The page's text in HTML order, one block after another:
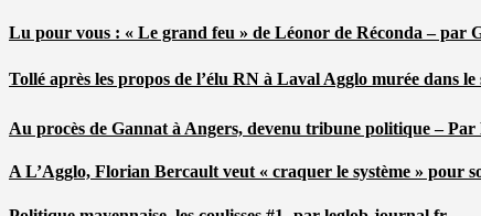
Lu pour vous : « Le grand feu » de Léonor de Réconda – par
Tollé après les propos de l’élu RN à Laval Agglo murée dans le
Au procès de Gannat à Angers, devenu tribune politique – Par
A L’Agglo, Florian Bercault veut « craquer le système » pour